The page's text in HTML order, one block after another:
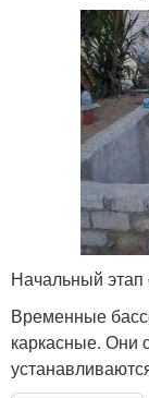
Начальный этап
Временные
каркасные. Они